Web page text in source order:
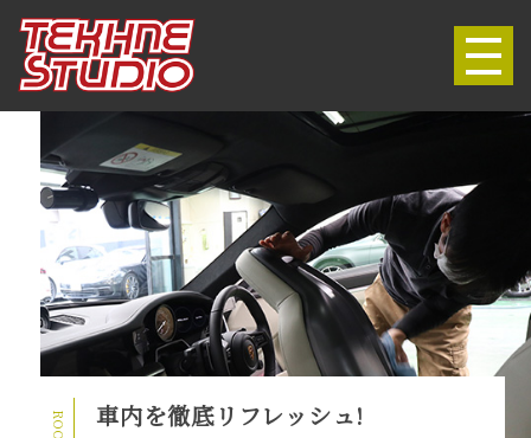
ガラスコーティング
クォーツガラスコーティング
ハイモースコート
カーフィルム
オプション
除菌・抗菌・消臭車内を徹底リフレッシュ!